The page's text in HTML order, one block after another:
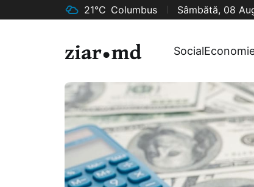
21°C Columbus Sâmbătă, 08
Social